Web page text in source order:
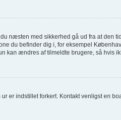
næsten med sikkerhed gå ud fra at den
du befinder dig i, for eksempel
ændres af tilmeldte brugere, så hvis
er indstillet forkert. Kontakt venligst en